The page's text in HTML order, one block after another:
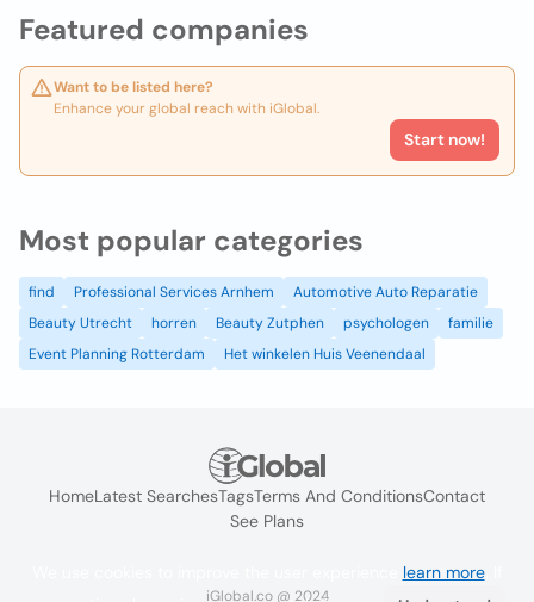
Featured companies
Want to be listed here?
Enhance your global reach with iGlobal.
Start now!
Most popular categories
find Professional Services Arnhem
Automotive Auto Reparatie
Beauty Utrecht
horren Beauty Zutphen psychologen
familie
Event Planning Rotterdam
Het winkelen Huis Veenendaal
HomeLatest SearchesTagsTerms And ConditionsContact
See Plans
iGlobal.co @ 2024
learn more. If